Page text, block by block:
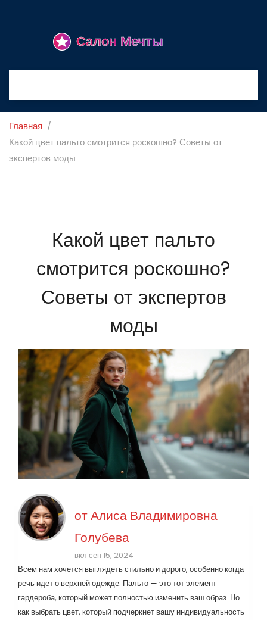
Главная
Какой цвет пальто смотрится роскошно? Советы от
экспертов моды
Какой цвет пальто
смотрится роскошно?
Советы от экспертов
моды
отАлиса Владимировна
Голубева
вкл сен 15, 2024
Всем нам хочется выглядеть стильно и дорого, особенно когда
речь идет о верхней одежде. Пальто — это тот элемент
гардероба, который может полностью изменить ваш образ. Но
как выбрать цвет, который подчеркнет вашу индивидуальность